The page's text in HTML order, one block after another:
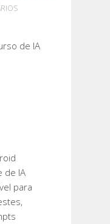
de IA
de IA
para